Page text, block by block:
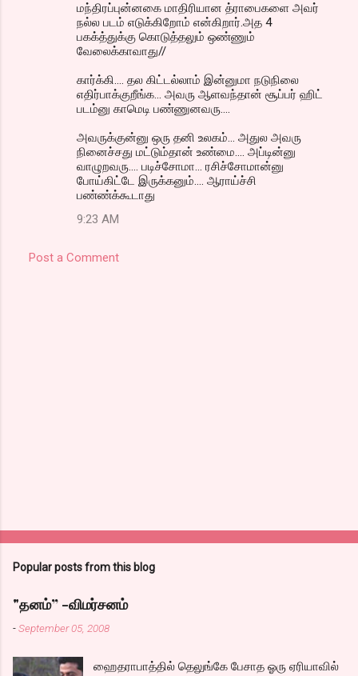
மந்திரப்புன்னகை மாதிரியான த்ராபைகளை அவர்
நல்ல படம் எடுக்கிறோம் என்கிறார்.அத 4
பகக்த்துக்கு கொடுத்தலும் ஒண்ணும்
வேலைக்காவாது//
கார்க்கி.... தல கிட்டல்லாம் இன்னுமா நடுநிலை
எதிர்பாக்குறீங்க... அவரு ஆளவந்தான் சூப்பர் ஹிட்
படம்னு காமெடி பண்ணுனவரு....
அவருக்குன்னு ஒரு தனி உலகம்... அதுல அவரு
நினைச்சது மட்டும்தான் உண்மை.... அப்டின்னு
வாழுறவரு.... படிச்சோமா... ரசிச்சோமான்னு
போய்கிட்டே இருக்கனும்.... ஆராய்ச்சி
பண்ண்க்கூடாது
9:23 AM
Post a Comment
Popular posts from this blog
"தனம்” -விமர்சனம்
-September 05, 2008
ஹைதராபாத்தில் தெலுங்கே பேசாத ஓரு ஏரியாவில்